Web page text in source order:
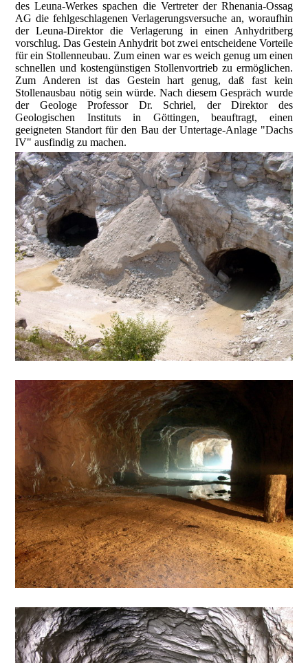
des Leuna-Werkes spachen die Vertreter der Rhenania-Ossag
AG die fehlgeschlagenen Verlagerungsversuche an, woraufhin
der Leuna-Direktor die Verlagerung in einen Anhydritberg
vorschlug. Das Gestein Anhydrit bot zwei entscheidene Vorteile
für ein Stollenneubau. Zum einen war es weich genug um einen
schnellen und kostengünstigen Stollenvortrieb zu ermöglichen.
Zum Anderen ist das Gestein hart genug, daß fast kein
Stollenausbau nötig sein würde. Nach diesem Gespräch wurde
der Geologe Professor Dr. Schriel, der Direktor des
Geologischen Instituts in Göttingen, beauftragt, einen
geeigneten Standort für den Bau der Untertage-Anlage "Dachs
IV" ausfindig zu machen.